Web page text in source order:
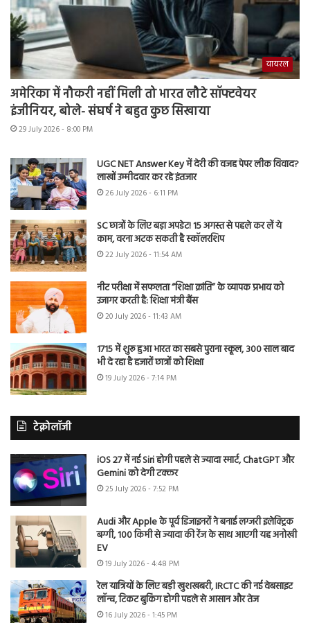
वायरल
अमेरिका में नौकरी नहीं मिली तो भारत लौटे सॉफ्टवेयर
इंजीनियर, बोले- संघर्ष ने बहुत कुछ सिखाया
29 July 2026 - 8:00 PM
UGC NET Answer Key में देरी की वजह पेपर लीक विवाद?
लाखों उम्मीदवार कर रहे इंतजार
26 July 2026 - 6:11 PM
SC छात्रों के लिए बड़ा अपडेट! 15 अगस्त से पहले कर लें ये
काम, वरना अटक सकती है स्कॉलरशिप
22 July 2026 - 11:54 AM
नीट परीक्षा में सफलता “शिक्षा क्रांति” के व्यापक प्रभाव को
उजागर करती है: शिक्षा मंत्री बैंस
20 July 2026 - 11:43 AM
1715 में शुरू हुआ भारत का सबसे पुराना स्कूल, 300 साल बाद
भी दे रहा है हजारों छात्रों को शिक्षा
19 July 2026 - 7:14 PM
टेक्नोलॉजी
iOS 27 में नई Siri होगी पहले से ज्यादा स्मार्ट, ChatGPT और
Gemini को देगी टक्कर
25 July 2026 - 7:52 PM
Audi और Apple के पूर्व डिजाइनरों ने बनाई लग्जरी इलेक्ट्रिक
बग्गी, 100 किमी से ज्यादा की रेंज के साथ आएगी यह अनोखी
EV
19 July 2026 - 4:48 PM
रेल यात्रियों के लिए बड़ी खुशखबरी, IRCTC की नई वेबसाइट
लॉन्च, टिकट बुकिंग होगी पहले से आसान और तेज
16 July 2026 - 1:45 PM